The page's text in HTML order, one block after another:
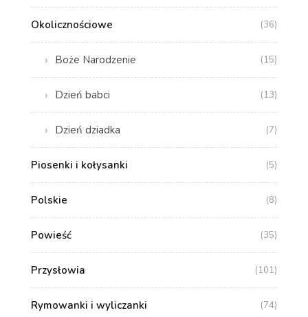
Okolicznościowe (36)
Boże Narodzenie (15)
Dzień babci (13)
Dzień dziadka (7)
Piosenki i kołysanki (5)
Polskie (8)
Powieść (35)
Przysłowia (101)
Rymowanki i wyliczanki (74)